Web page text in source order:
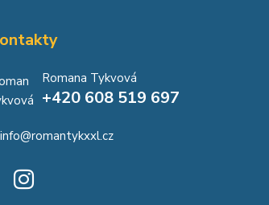
Romana Tykvová
+420 608 519 697
info@romantykxxl.cz